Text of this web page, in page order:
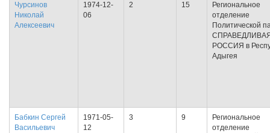
Чурсинов
Николай
Алексеевич
1974-12-
06
2 15
Региональное
отделение
Политической
РОССИЯ в
Адыгея
Бабкин Сергей
Васильевич
1971-05-
12
3 9
Региональное
отделение